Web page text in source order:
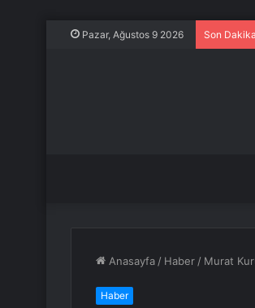
Pazar, Ağustos 9 2026 Son
Anasayfa / Haber / Murat
Haber